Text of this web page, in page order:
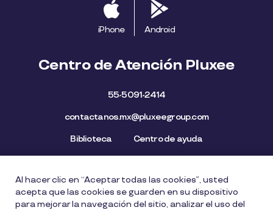
iPhone Android
Centro de Atención Pluxee
55-5091-2414
contactanos.mx@pluxeegroup.com
Biblioteca Centro de ayuda
Mapa del Sitio Aviso de privacidad Política de cookies
Licencia de Uso de Marca Política de Denuncia
Al hacer clic en “Aceptar todas las cookies”, usted
acepta que las cookies se guarden en su dispositivo
para mejorar la navegación del sitio, analizar el uso del